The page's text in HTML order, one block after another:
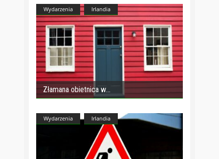
Wydarzenia Irlandia
Złamana obietnica w
Wydarzenia Irlandia